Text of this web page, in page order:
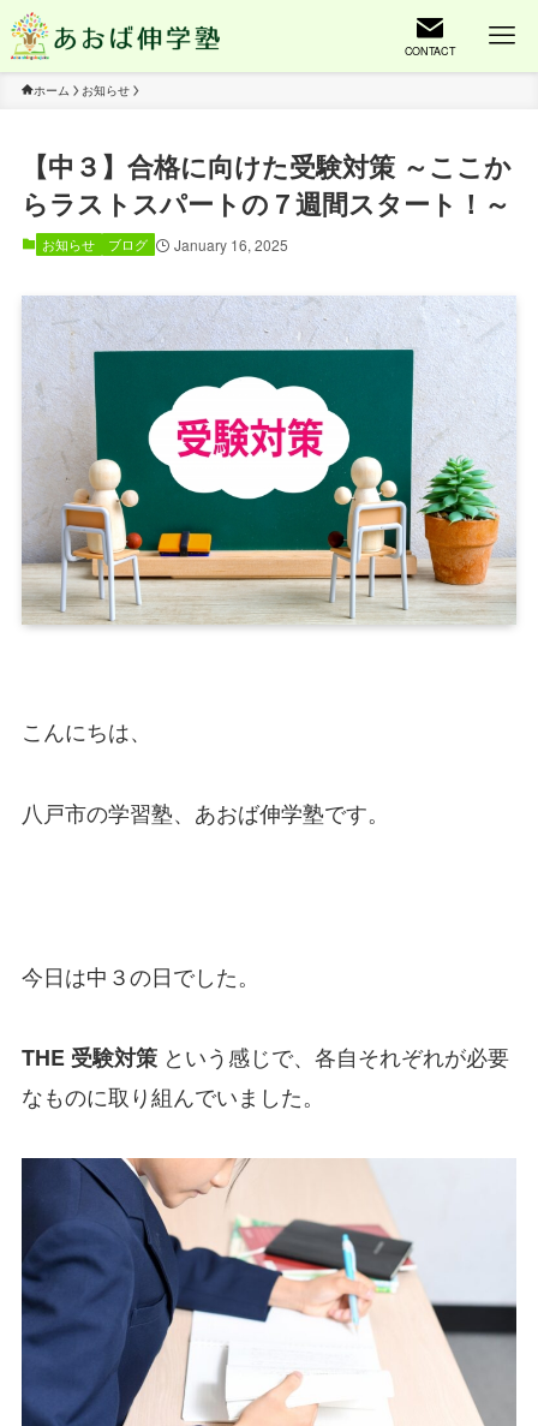
CONTACT
ホーム お知らせ
【中３】合格に向けた受験対策 ～ここか
らラストスパートの７週間スタート！～
お知らせ ブログ January 16, 2025
こんにちは、
八戸市の学習塾、あおば伸学塾です。
今日は中３の日でした。
THE 受験対策という感じで、各自それぞれが必要
なものに取り組んでいました。